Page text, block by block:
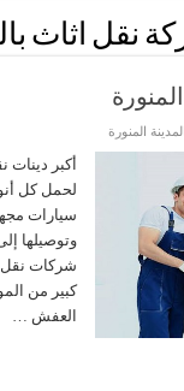
نقل اثاث
المنورة
أكبر دينات
لحمل كل
سيارات
وتوصيلها
شركات نقل
كبير من
العفش …